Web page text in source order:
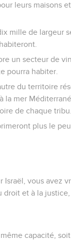
leurs maisons
mille de largeur
un secteur de
pourra habiter.
du territoire
la mer
de chaque tribu.
plus le
vous avez
et à la
capacité,